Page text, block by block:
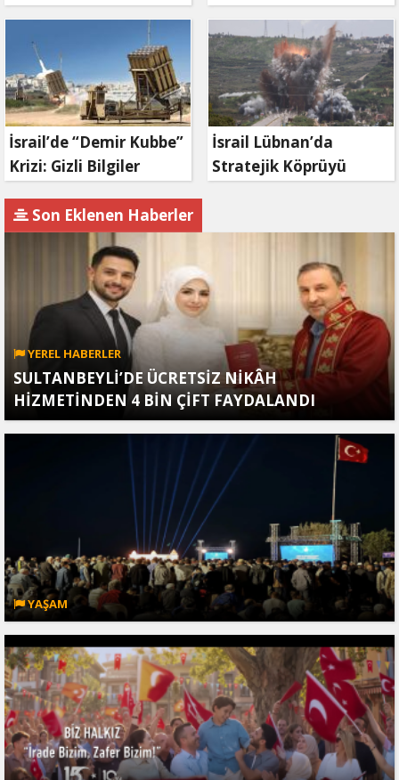
mahkemeden ret
duyurdu: Savaş ne
zaman bitecek?
İsrail’de “Demir Kubbe”
Krizi: Gizli Bilgiler
Gözaltında
İsrail Lübnan’da
Stratejik Köprüyü
Son Eklenen Haberler
YEREL HABERLER
SULTANBEYLİ’DE ÜCRETSİZ NİKÂH
HİZMETİNDEN 4 BİN ÇİFT FAYDALANDI
YAŞAM